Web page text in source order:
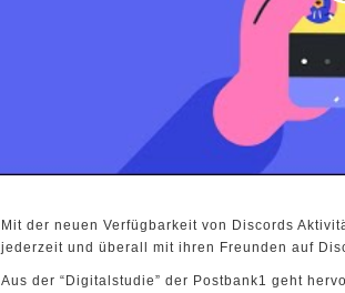
Mit der neuen Verfügbarkeit von Discords
jederzeit und überall mit ihren Freunden auf
Aus der “Digitalstudie” der Postbank1 geht